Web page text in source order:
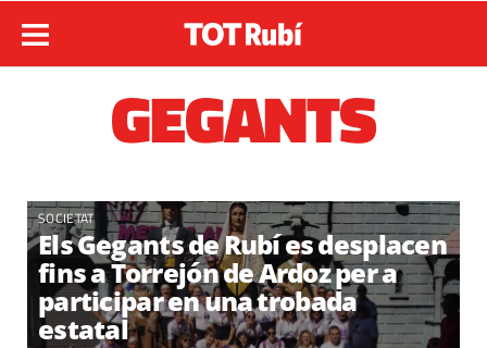
GEGANTS
SOCIETAT
Els Gegants de Rubí es desplacen
fins a Torrejón de Ardoz per a
participar en una trobada
estatal